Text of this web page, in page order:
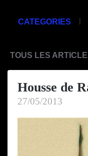
CATEGORIES |
TOUS LES
Housse de
27/05/2013